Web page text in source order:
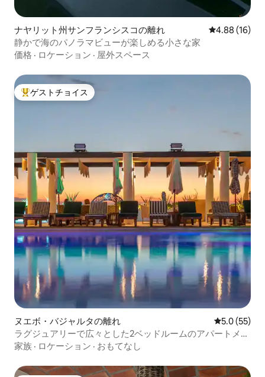
ナヤリット州サンフランシスコの離れ レビュー16
4.88 (16)
静かで海のパノラマビューが楽しめる小さな家
価格 · ロケーション · 屋外スペース
大好評のゲストチョイスです。
ゲストチョイス
ヌエボ・バジャルタの離れ レビュー55
5.0 (55)
ラグジュアリーで広々とした2ベッドルームのアパートメン
ト | ビーチクラブへのアクセス
家族 · ロケーション · おもてなし